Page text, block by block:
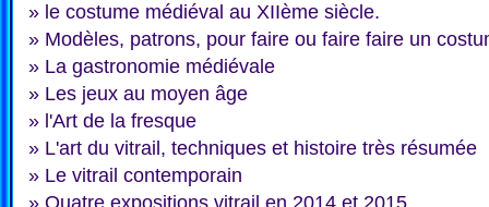
» le costume médiéval au XIIème siècle.
» Modèles, patrons, pour faire ou faire faire un
» La gastronomie médiévale
» Les jeux au moyen âge
» l'Art de la fresque
» L'art du vitrail, techniques et histoire très résumée
» Le vitrail contemporain
» Quatre expositions vitrail en 2014 et 2015